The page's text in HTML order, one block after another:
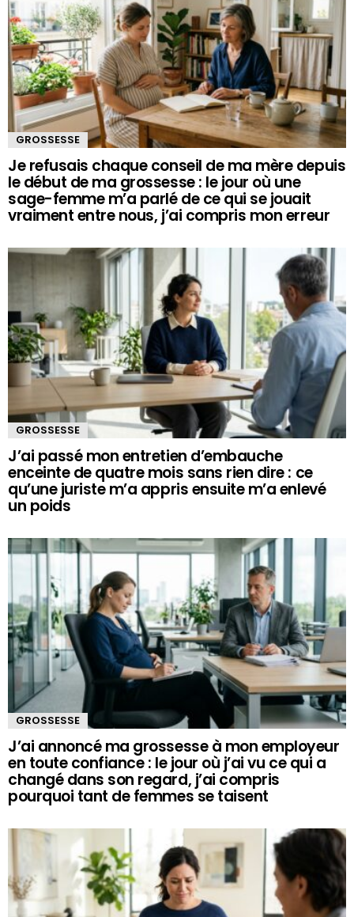
GROSSESSE
Je refusais chaque conseil de ma mère depuis
le début de ma grossesse : le jour où une
sage-femme m’a parlé de ce qui se jouait
vraiment entre nous, j’ai compris mon erreur
GROSSESSE
J’ai passé mon entretien d’embauche
enceinte de quatre mois sans rien dire : ce
qu’une juriste m’a appris ensuite m’a enlevé
un poids
GROSSESSE
J’ai annoncé ma grossesse à mon employeur
en toute confiance : le jour où j’ai vu ce qui a
changé dans son regard, j’ai compris
pourquoi tant de femmes se taisent